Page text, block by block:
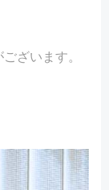
ざいます。